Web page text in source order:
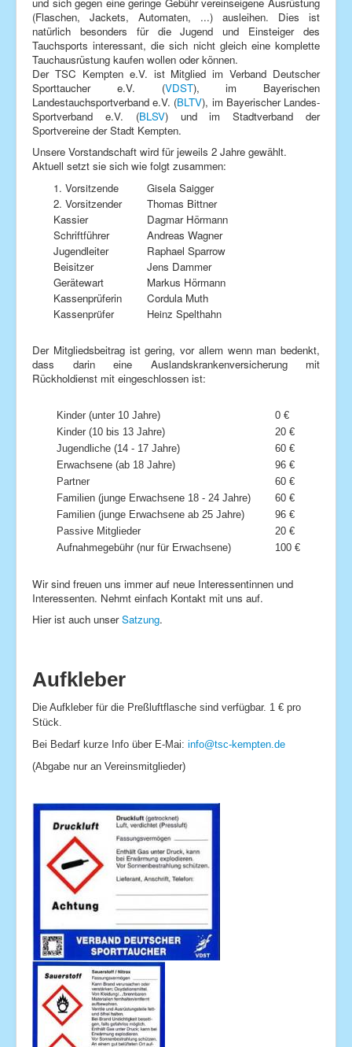
(Flaschen, Jackets, Automaten, ...) ausleihen. Dies ist
natürlich besonders für die Jugend und Einsteiger des
Tauchsports interessant, die sich nicht gleich eine komplette
Tauchausrüstung kaufen wollen oder können.
Der TSC Kempten e.V. ist Mitglied im Verband Deutscher
Sporttaucher e.V. (VDST), im Bayerischen
Landestauchsportverband e.V. (BLTV), im Bayerischer Landes-
Sportverband e.V. (BLSV) und im Stadtverband der
Sportvereine der Stadt Kempten.
Unsere Vorstandschaft wird für jeweils 2 Jahre gewählt.
Aktuell setzt sie sich wie folgt zusammen:
1. Vorsitzende
Gisela Saigger
2. Vorsitzender
Thomas Bittner
Kassier
Dagmar Hörmann
Schriftführer
Andreas Wagner
Jugendleiter
Raphael Sparrow
Beisitzer
Jens Dammer
Gerätewart
Markus Hörmann
Kassenprüferin
Cordula Muth
Kassenprüfer
Heinz Spelthahn
Der Mitgliedsbeitrag ist gering, vor allem wenn man bedenkt,
dass darin eine Auslandskrankenversicherung mit
Rückholdienst mit eingeschlossen ist:
Kinder (unter 10 Jahre)
0 €
Kinder (10 bis 13 Jahre)
20 €
Jugendliche (14 - 17 Jahre)
60 €
Erwachsene (ab 18 Jahre)
96 €
Partner
60 €
Familien (junge Erwachsene 18 - 24 Jahre)
60 €
Familien (junge Erwachsene ab 25 Jahre)
96 €
Passive Mitglieder
20 €
Aufnahmegebühr (nur für Erwachsene)
100 €
Wir sind freuen uns immer auf neue Interessentinnen und
Interessenten. Nehmt einfach Kontakt mit uns auf.
Hier ist auch unserSatzung.
Aufkleber
Die Aufkleber für die Preßluftflasche sind verfügbar. 1 € pro
Stück.
Bei Bedarf kurze Info über E-Mai: info@tsc-kempten.de
(Abgabe nur an Vereinsmitglieder)